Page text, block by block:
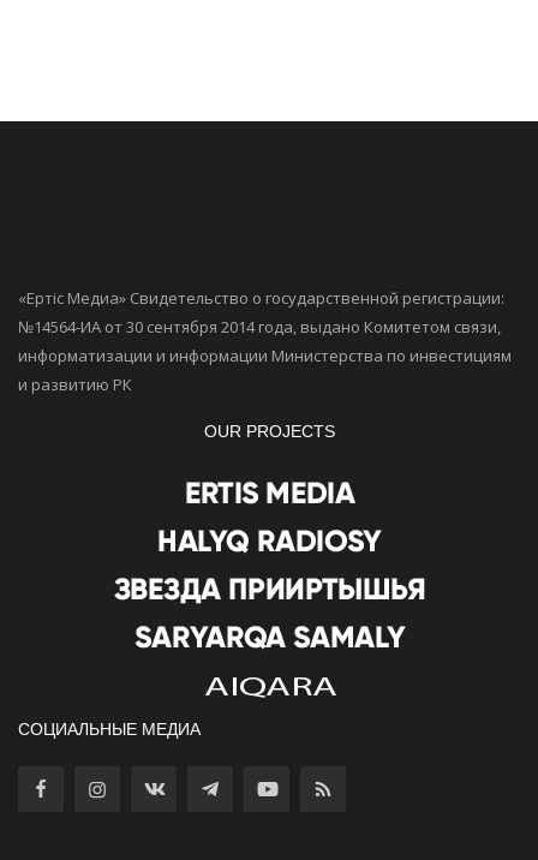
«Ертiс Медиа» Свидетельство о государственной регистрации:
№14564-ИА от 30 сентября 2014 года, выдано Комитетом связи,
информатизации и информации Министерства по инвестициям
и развитию РК
OUR PROJECTS
СОЦИАЛЬНЫЕ МЕДИА